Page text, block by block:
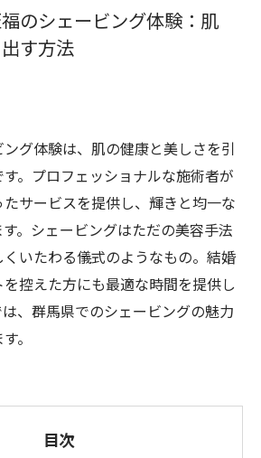
のシェービング体験：肌
す方法
グ体験は、肌の健康と美しさを引
。プロフェッショナルな施術者が
サービスを提供し、輝きと均一な
。シェービングはただの美容手法
いたわる儀式のようなもの。結婚
控えた方にも最適な時間を提供し
、群馬県でのシェービングの魅力
。
目次